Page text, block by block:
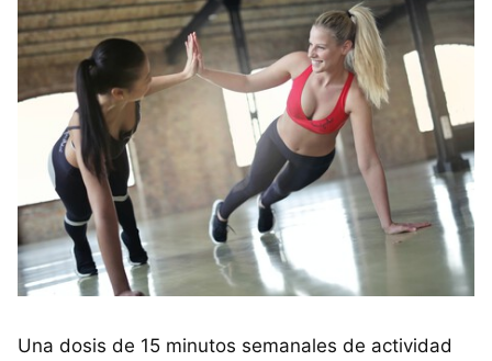
Una dosis de 15 minutos semanales de actividad